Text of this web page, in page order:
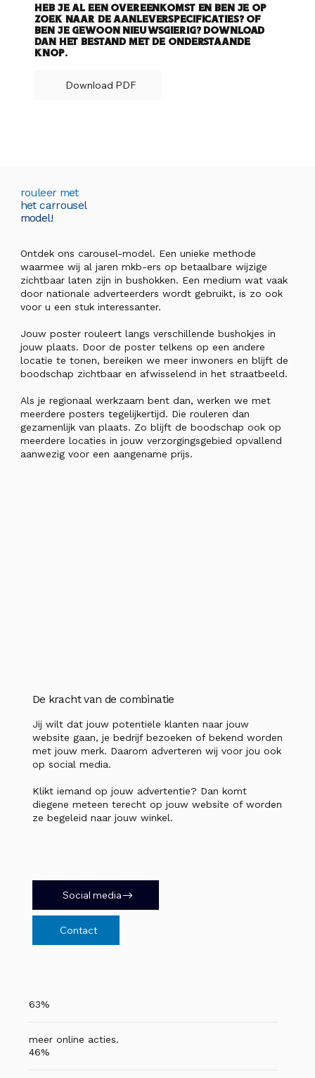
Heb je al een overeenkomst en ben je op
zoek naar de aanleverspecificaties? Of
ben je gewoon nieuwsgierig? Download
dan het bestand met de onderstaande
knop.
Download PDF
rouleer met
het carrousel
model!
Ontdek ons carousel-model. Een unieke methode
waarmee wij al jaren mkb-ers op betaalbare wijzige
zichtbaar laten zijn in bushokken. Een medium wat vaak
door nationale adverteerders wordt gebruikt, is zo ook
voor u een stuk interessanter.
Jouw poster rouleert langs verschillende bushokjes in
jouw plaats. Door de poster telkens op een andere
locatie te tonen, bereiken we meer inwoners en blijft de
boodschap zichtbaar en afwisselend in het straatbeeld.
Als je regionaal werkzaam bent dan, werken we met
meerdere posters tegelijkertijd. Die rouleren dan
gezamenlijk van plaats. Zo blijft de boodschap ook op
meerdere locaties in jouw verzorgingsgebied opvallend
aanwezig voor een aangename prijs.
De kracht van de combinatie
Jij wilt dat jouw potentiële klanten naar jouw
website gaan, je bedrijf bezoeken of bekend worden
met jouw merk. Daarom adverteren wij voor jou ook
op social media.
Klikt iemand op jouw advertentie? Dan komt
diegene meteen terecht op jouw website of worden
ze begeleid naar jouw winkel.
Social media
Contact
63%
meer online acties.
46%